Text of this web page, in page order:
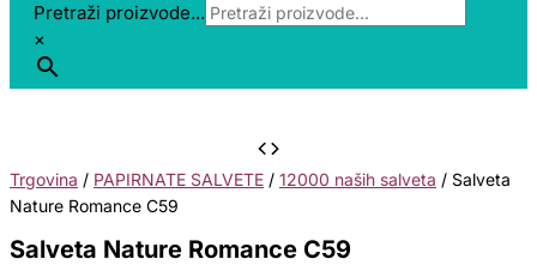
Pretraži proizvode...
×
Trgovina / PAPIRNATE SALVETE / 12000 naših salveta / Salveta
Nature Romance C59
Salveta Nature Romance C59